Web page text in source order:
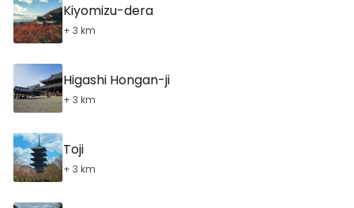
Kiyomizu-dera
+ 3 km
Higashi Hongan-ji
+ 3 km
Toji
+ 3 km